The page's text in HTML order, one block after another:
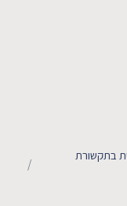
בתקשורת